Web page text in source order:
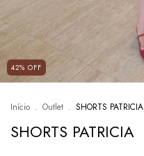
42% OFF
Início . Outlet . SHORTS PATRICIA
SHORTS PATRICIA